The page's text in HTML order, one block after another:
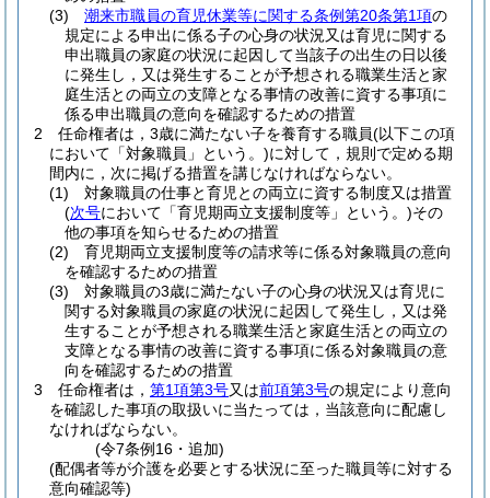
(3)
潮来市職員の育児休業等に関する条例第20条第1項の
規定による申出に係る子の心身の状況又は育児に関する
申出職員の家庭の状況に起因して当該子の出生の日以後
に発生し，又は発生することが予想される職業生活と家
庭生活との両立の支障となる事情の改善に資する事項に
係る申出職員の意向を確認するための措置
2
任命権者は，3歳に満たない子を養育する職員(以下この項
において「対象職員」という。)に対して，規則で定める期
間内に，次に掲げる措置を講じなければならない。
(1)
対象職員の仕事と育児との両立に資する制度又は措置
(次号において「育児期両立支援制度等」という。)その
他の事項を知らせるための措置
(2)
育児期両立支援制度等の請求等に係る対象職員の意向
を確認するための措置
(3)
対象職員の3歳に満たない子の心身の状況又は育児に
関する対象職員の家庭の状況に起因して発生し，又は発
生することが予想される職業生活と家庭生活との両立の
支障となる事情の改善に資する事項に係る対象職員の意
向を確認するための措置
3
任命権者は， 第1項第3号又は前項第3号の規定により意向
を確認した事項の取扱いに当たっては，当該意向に配慮し
なければならない。
(令7条例16・追加)
(配偶者等が介護を必要とする状況に至った職員等に対する
意向確認等)